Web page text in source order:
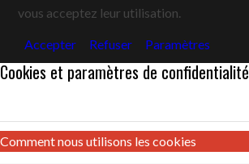
vous acceptez leur utilisation.
Accepter Refuser Paramètres
Cookies et paramètres de confidentialité
Comment nous utilisons les cookies